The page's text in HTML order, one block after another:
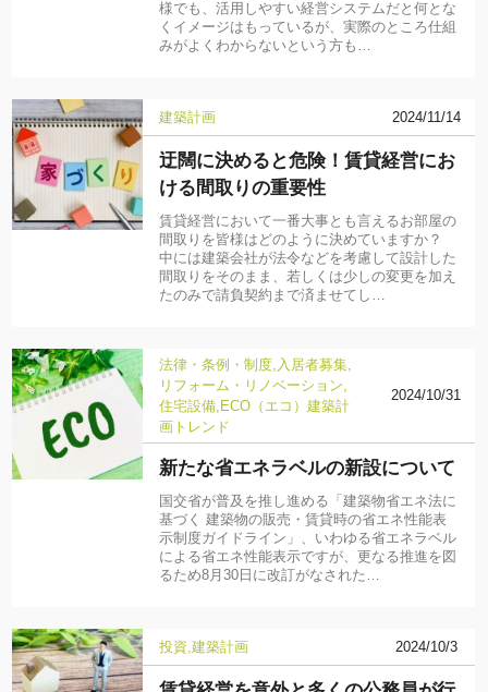
様でも、活用しやすい経営システムだと何とな
くイメージはもっているが、実際のところ仕組
みがよくわからないという方も…
建築計画 2024/11/14
迂闊に決めると危険！賃貸経営にお
ける間取りの重要性
賃貸経営において一番大事とも言えるお部屋の
間取りを皆様はどのように決めていますか？
中には建築会社が法令などを考慮して設計した
間取りをそのまま、若しくは少しの変更を加え
たのみで請負契約まで済ませてし…
法律・条例・制度 入居者募集
リフォーム・リノベーション
住宅設備 ECO（エコ）建築計
画 トレンド
2024/10/31
新たな省エネラベルの新設について
国交省が普及を推し進める「建築物省エネ法に
基づく 建築物の販売・賃貸時の省エネ性能表
示制度ガイドライン」、いわゆる省エネラベル
による省エネ性能表示ですが、更なる推進を図
るため8月30日に改訂がなされた…
投資 建築計画 2024/10/3